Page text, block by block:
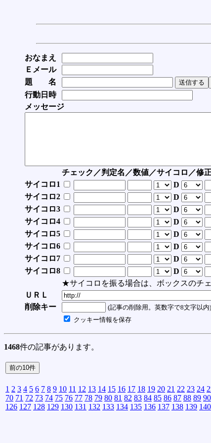
おなまえ
Ｅメール
題 名
行動日時
メッセージ
チェック／判定名／数値／サイコロ／修
サイコロ1
D
サイコロ2
D
サイコロ3
D
サイコロ4
D
サイコロ5
D
サイコロ6
D
サイコロ7
D
サイコロ8
D
★サイコロを振る場合は、ボックスのチ
ＵＲＬ
削除キー
(記事の削除用。英数字で8文字以内)
クッキー情報を保存
1468件の記事があります。
1 2 3 4 5 6 7 8 9 10 11 12 13 14 15 16 17 18 19 20 21 22 23 24
70 71 72 73 74 75 76 77 78 79 80 81 82 83 84 85 86 87 88 89 90
126 127 128 129 130 131 132 133 134 135 136 137 138 139 140